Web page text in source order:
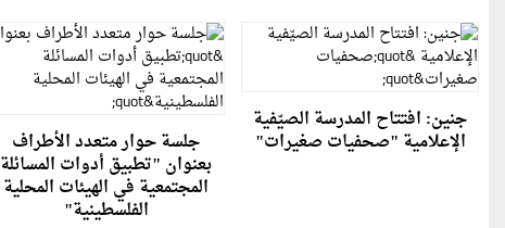
جنين: افتتاح المدرسة الصيّفية
الإعلامية "صحفيات صغيرات" جلسة حوار متعدد الأطراف
بعنوان "تطبيق أدوات المسائلة
المجتمعية في الهيئات المحلية
الفلسطينية"